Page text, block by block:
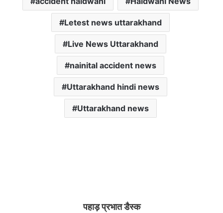
Letest news uttarakhand
Live News Uttarakhand
nainital accident news
Uttarakhand hindi news
Uttarakhand news
पहाड़ प्रभात डैस्क